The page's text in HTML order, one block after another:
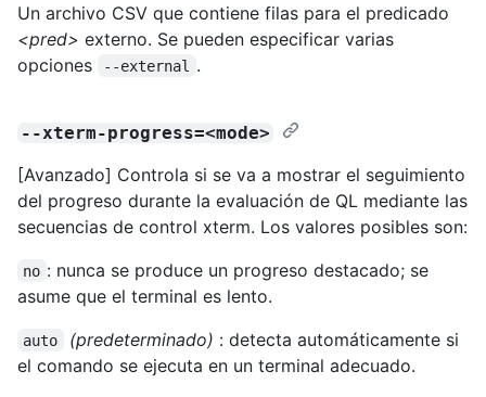
Un archivo CSV que contiene filas para el predicado
<pred> externo. Se pueden especificar varias
opciones
--external .
--xterm-progress=<mode>
[Avanzado] Controla si se va a mostrar el seguimiento
del progreso durante la evaluación de QL mediante las
secuencias de control xterm. Los valores posibles son:
no : nunca se produce un progreso destacado; se
asume que el terminal es lento.
auto (predeterminado) : detecta automáticamente si
el comando se ejecuta en un terminal adecuado.